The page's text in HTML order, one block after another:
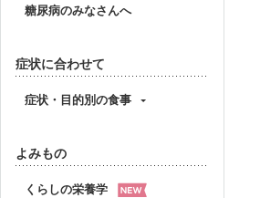
糖尿病のみなさんへ
症状に合わせて
症状・目的別の食事
よみもの
くらしの栄養学